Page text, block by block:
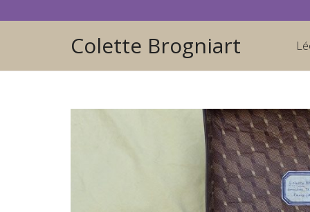
Colette Brogniart